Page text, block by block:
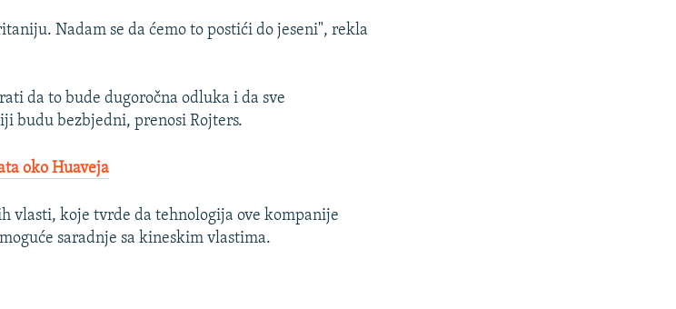
Nadam se da ćemo to postići do jeseni", rekla
da to bude dugoročna odluka i da sve
budu bezbjedni, prenosi Rojters.
oko Huaveja
vlasti, koje tvrde da tehnologija ove kompanije
saradnje sa kineskim vlastima.